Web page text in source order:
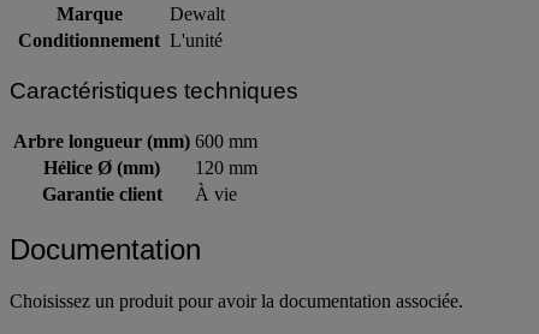
Marque
Dewalt
Conditionnement L'unité
Caractéristiques techniques
Arbre longueur (mm) 600 mm
Hélice Ø (mm)
120 mm
Garantie client
À vie
Documentation
Choisissez un produit pour avoir la documentation associée.